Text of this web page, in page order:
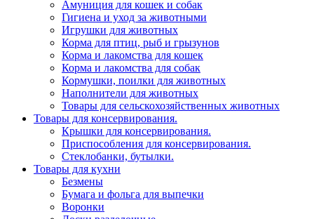
Амуниция для кошек и собак
Гигиена и уход за животными
Игрушки для животных
Корма для птиц, рыб и грызунов
Корма и лакомства для кошек
Корма и лакомства для собак
Кормушки, поилки для животных
Наполнители для животных
Товары для сельскохозяйственных животных
Товары для консервирования.
Крышки для консервирования.
Приспособления для консервирования.
Стеклобанки, бутылки.
Товары для кухни
Безмены
Бумага и фольга для выпечки
Воронки